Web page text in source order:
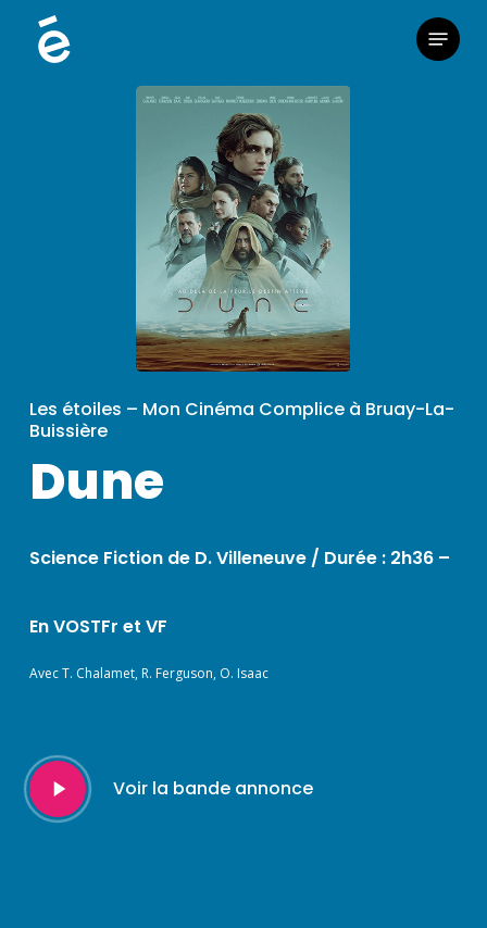
Menu
Les étoiles – Mon Cinéma Complice à Bruay-La-
Buissière
Dune
Science Fiction de D. Villeneuve / Durée : 2h36 –
En VOSTFr et VF
Avec T. Chalamet, R. Ferguson, O. Isaac
Play
Video
Voir la bande annonce